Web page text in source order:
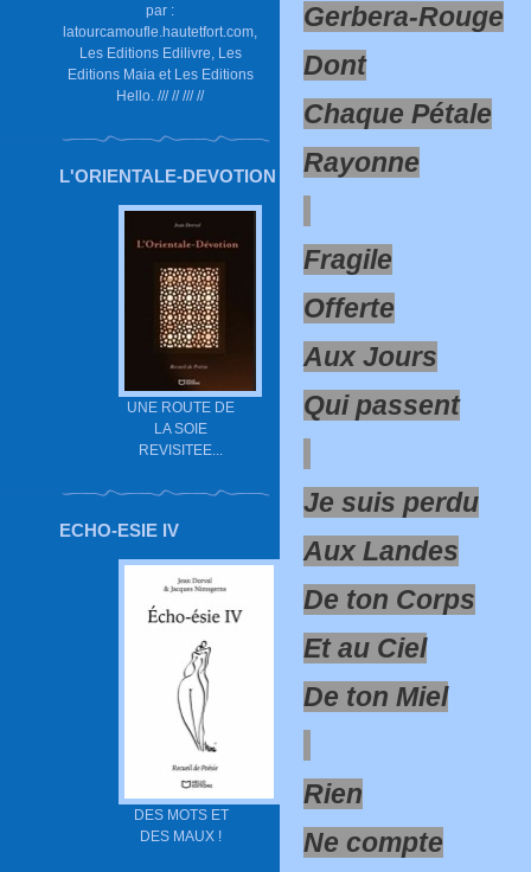
par :
latourcamoufle.hautetfort.com,
Les Editions Edilivre, Les
Editions Maia et Les Editions
Hello. /// // /// //
L'ORIENTALE-DEVOTION
UNE ROUTE DE
LA SOIE
REVISITEE...
ECHO-ESIE IV
DES MOTS ET
DES MAUX !
Gerbera-Rouge
Dont
Chaque Pétale
Rayonne
Fragile
Offerte
Aux Jours
Qui passent
Je suis perdu
Aux Landes
De ton Corps
Et au Ciel
De ton Miel
Rien
Ne compte